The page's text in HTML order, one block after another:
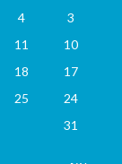
3
4
10
11
17
18
24
25
31